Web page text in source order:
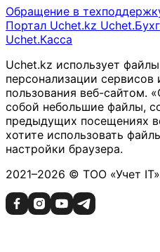
Обращение в
Портал Uchet.kz
Uchet.Касса
Uchet.kz использует
персонализации
пользования веб-сайтом.
собой небольшие файлы,
предыдущих посещениях
хотите использовать
настройки браузера.
2021–2026 © ТОО «Учет IT»